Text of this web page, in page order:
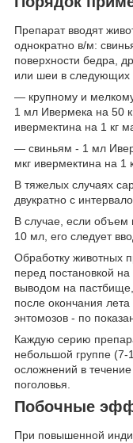
Препарат вводят
однократно в/м:
поверхности бедра,
или шеи в следующих
— крупному и
1 мл Ивермека на 50
ивермектина на 1 кг
— свиньям - 1 мл
мкг ивермектина на 1
В тяжелых случаях
двукратно с
В случае, если объем
10 мл, его следует
Обработку животных
перед постановкой
выводом на
после окончания
энтомозов - по
Каждую серию
небольшой группе (7-
осложнений в
поголовья.
Побочные
При повышенной